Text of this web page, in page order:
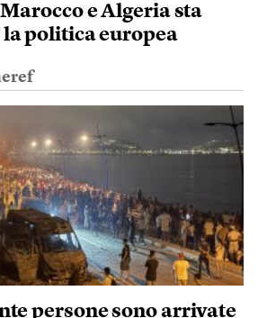
e Algeria sta
politica europea
persone sono arrivate